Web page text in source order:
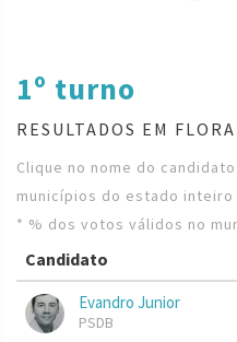
1º turno
RESULTADOS EM
Clique no nome do
municípios do estado inteiro
* % dos votos válidos no
Candidato
Evandro Junior
PSDB